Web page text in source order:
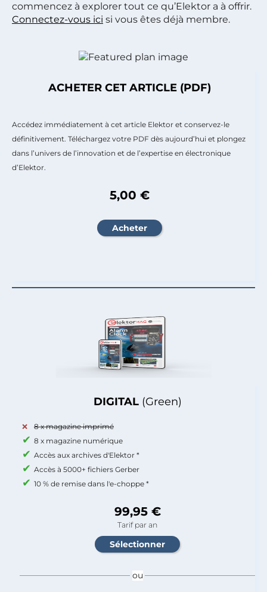
commencez à explorer tout ce qu’Elektor a à offrir.
Connectez-vous ici si vous êtes déjà membre.
DIGITAL (Green)
8 x magazine imprimé
8 x magazine numérique
Accès aux archives d'Elektor *
Accès à 5000+ fichiers Gerber
10 % de remise dans l'e-choppe *
99,95 €
Tarif par an
ou
ACHETER CET ARTICLE (PDF)
Accédez immédiatement à cet article Elektor et conservez-le
définitivement. Téléchargez votre PDF dès aujourd’hui et plongez
dans l’univers de l’innovation et de l’expertise en électronique
d’Elektor.
5,00 €